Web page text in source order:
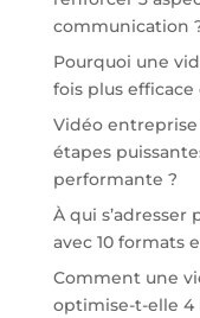
communication
Pourquoi une
fois plus efficace
Vidéo
étapes
performante ?
À qui
avec 10 formats
Comment une
optimise-t-elle 4